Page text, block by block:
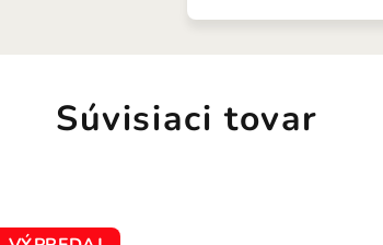
Súvisiaci tovar